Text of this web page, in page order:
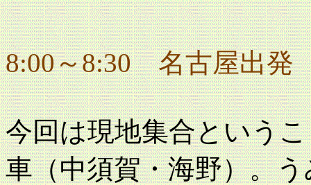
8:00～8:30 名古屋出発
今回は現地集合という
車（中須賀・海野）。